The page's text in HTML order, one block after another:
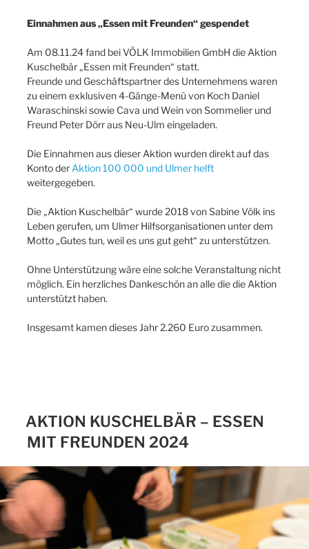
Einnahmen aus „Essen mit Freunden“ gespendet
Am 08.11.24 fand bei VÖLK Immobilien GmbH die Aktion
Kuschelbär „Essen mit Freunden“ statt.
Freunde und Geschäftspartner des Unternehmens waren
zu einem exklusiven 4-Gänge-Menü von Koch Daniel
Waraschinski sowie Cava und Wein von Sommelier und
Freund Peter Dörr aus Neu-Ulm eingeladen.
Die Einnahmen aus dieser Aktion wurden direkt auf das
Konto der Aktion 100 000 und Ulmer helft
weitergegeben.
Die „Aktion Kuschelbär“ wurde 2018 von Sabine Völk ins
Leben gerufen, um Ulmer Hilfsorganisationen unter dem
Motto „Gutes tun, weil es uns gut geht“ zu unterstützen.
Ohne Unterstützung wäre eine solche Veranstaltung nicht
möglich. Ein herzliches Dankeschön an alle die die Aktion
unterstützt haben.
Insgesamt kamen dieses Jahr 2.260 Euro zusammen.
AKTION KUSCHELBÄR – ESSEN
MIT FREUNDEN 2024